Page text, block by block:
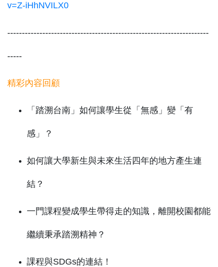
v=Z-iHhNVILX0
---------------------------------------------------------------------
-----
精彩內容回顧
「踏溯台南」如何讓學生從「無感」變「有
感」？
如何讓大學新生與未來生活四年的地方產生連
結？
一門課程變成學生帶得走的知識，離開校園都能
繼續秉承踏溯精神？
課程與SDGs的連結！